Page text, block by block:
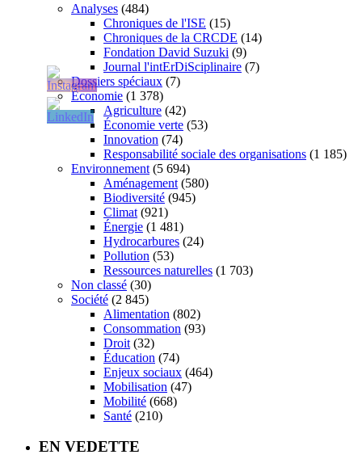
Analyses (484)
Chroniques de l'ISE (15)
Chroniques de la CRCDE (14)
Fondation David Suzuki (9)
Journal l'intErDiSciplinaire (7)
Dossiers spéciaux (7)
Économie (1 378)
Agriculture (42)
Économie verte (53)
Innovation (74)
Responsabilité sociale des organisations (1 185)
Environnement (5 694)
Aménagement (580)
Biodiversité (945)
Climat (921)
Énergie (1 481)
Hydrocarbures (24)
Pollution (53)
Ressources naturelles (1 703)
Non classé (30)
Société (2 845)
Alimentation (802)
Consommation (93)
Droit (32)
Éducation (74)
Enjeux sociaux (464)
Mobilisation (47)
Mobilité (668)
Santé (210)
EN VEDETTE